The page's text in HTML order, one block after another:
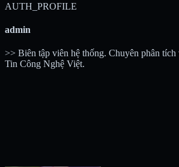
AUTH_PROFILE
admin
>> Biên tập viên hệ thống. Chuyên phân
Tin Công Nghệ Việt.